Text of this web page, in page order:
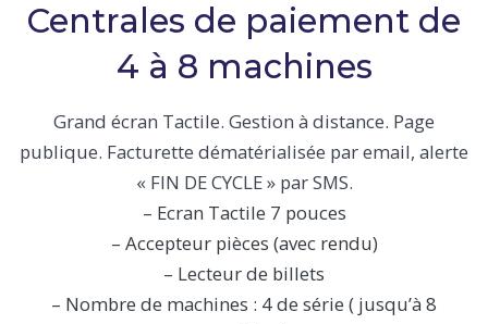
Centrales de paiement de
4 à 8 machines
Grand écran Tactile. Gestion à distance. Page
publique. Facturette dématérialisée par email, alerte
« FIN DE CYCLE » par SMS.
– Ecran Tactile 7 pouces
– Accepteur pièces (avec rendu)
– Lecteur de billets
– Nombre de machines : 4 de série ( jusqu’à 8